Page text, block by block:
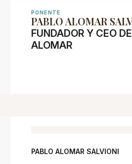
PONENTE
PABLO ALOMAR
FUNDADOR Y CEO
ALOMAR
PABLO ALOMAR SALVIONI